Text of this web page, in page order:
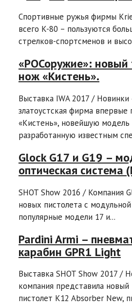
Спортивные ружья фирмы
всего K-80 – пользуются
стрелков-спортсменов и
«РОСоружие»: новый
нож «Кистень».
Выставка IWA 2017 /
златоустская фирма впервые
«Кистень», новейшую модель
разработанную известным
Glock G17 и G19 –
оптическая система
SHOT Show 2016 / Компания
новых пистолета с
популярные модели 17 и...
Pardini Armi –
карабин GPR1 Light
Выставка SHOT Show 2017 /
компания представила новый
пистолет K12 Absorber New,